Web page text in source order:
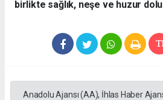
birlikte sağlık, neşe ve huzur
Anadolu Ajansı (AA), İhlas Haber